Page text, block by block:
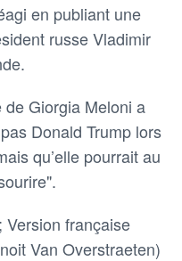
en publiant une
russe Vladimir
Giorgia Meloni a
Donald Trump lors
qu’elle pourrait au
Version française
Van Overstraeten)